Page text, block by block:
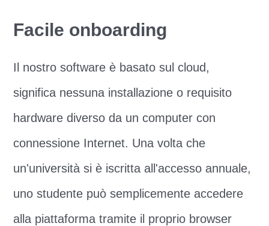
Facile onboarding
Il nostro software è basato sul cloud,
significa nessuna installazione o requisito
hardware diverso da un computer con
connessione Internet. Una volta che
un'università si è iscritta all'accesso annuale,
uno studente può semplicemente accedere
alla piattaforma tramite il proprio browser